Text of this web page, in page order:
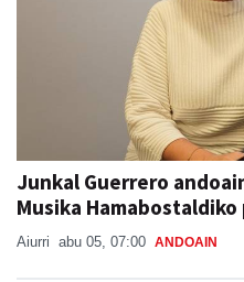
Junkal Guerrero
Musika
Aiurri abu 05, 07:00 ANDOAIN